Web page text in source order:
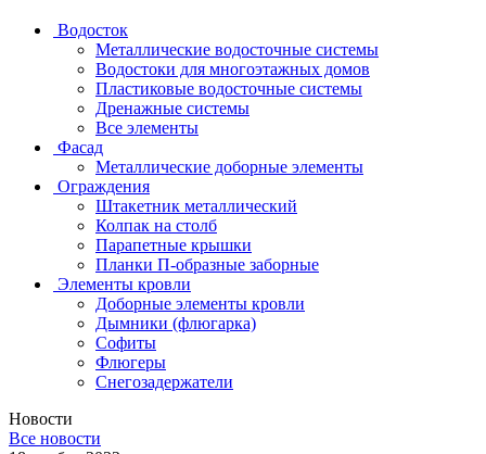
Водосток
Металлические водосточные системы
Водостоки для многоэтажных домов
Пластиковые водосточные системы
Дренажные системы
Все элементы
Фасад
Металлические доборные элементы
Ограждения
Штакетник металлический
Колпак на столб
Парапетные крышки
Планки П-образные заборные
Элементы кровли
Доборные элементы кровли
Дымники (флюгарка)
Софиты
Флюгеры
Снегозадержатели
Новости
Все новости